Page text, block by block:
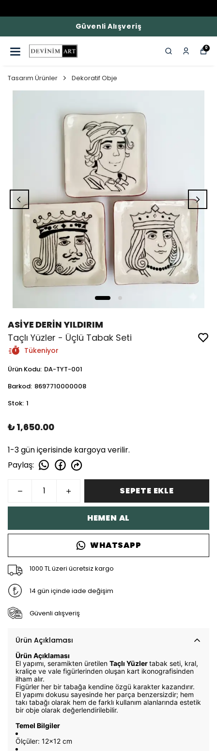
Güvenli Alışveriş
0
Tasarım Ürünler Dekoratif Obje
ASİYE DERİN YILDIRIM
Taçlı Yüzler - Üçlü Tabak Seti
Tükeniyor
Ürün Kodu: DA-TYT-001
Barkod: 8697710000008
Stok: 1
₺ 1,650.00
1-3 gün içerisinde kargoya verilir.
Paylaş:
SEPETE EKLE
HEMEN AL
WHATSAPP
1000 TL üzeri ücretsiz kargo
14 gün içinde iade değişim
Güvenli alışveriş
Ürün Açıklaması
Ürün Açıklaması
El yapımı, seramikten üretilen Taçlı Yüzlertabak seti, kral,
kraliçe ve vale figürlerinden oluşan kart ikonografisinden
ilham alır.
Figürler her bir tabağa kendine özgü karakter kazandırır.
El yapımı dokusu sayesinde her parça benzersizdir; hem
takı tabağı olarak hem de farklı kullanım alanlarında estetik
bir obje olarak değerlendirilebilir.
Temel Bilgiler
Ölçüler: 12x12 cm